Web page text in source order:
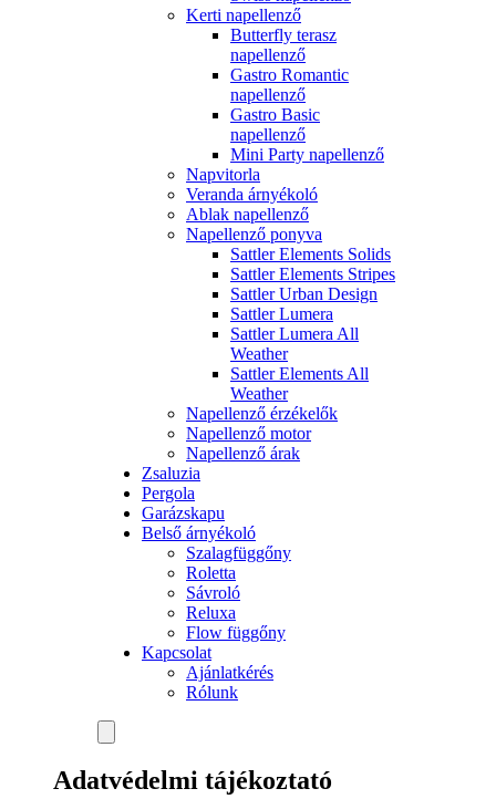
Kerti napellenző
Butterfly terasz
napellenző
Gastro Romantic
napellenző
Gastro Basic
napellenző
Mini Party napellenző
Napvitorla
Veranda árnyékoló
Ablak napellenző
Napellenző ponyva
Sattler Elements Solids
Sattler Elements Stripes
Sattler Urban Design
Sattler Lumera
Sattler Lumera All
Weather
Sattler Elements All
Weather
Napellenző érzékelők
Napellenző motor
Napellenző árak
Zsaluzia
Pergola
Garázskapu
Belső árnyékoló
Szalagfüggőny
Roletta
Sávroló
Reluxa
Flow függőny
Kapcsolat
Ajánlatkérés
Rólunk
Adatvédelmi tájékoztató